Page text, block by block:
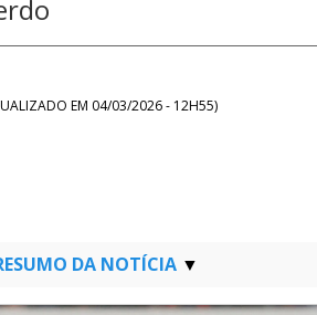
EM 04/03/2026 - 12H55)
DA NOTÍCIA